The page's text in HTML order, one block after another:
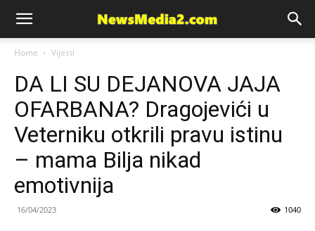
News
Media
Home Vijesti
DA LI SU DEJANOVA JAJA
OFARBANA? Dragojevići u
Veterniku otkrili pravu istinu
– mama Bilja nikad
emotivnija
16/04/2023 1040